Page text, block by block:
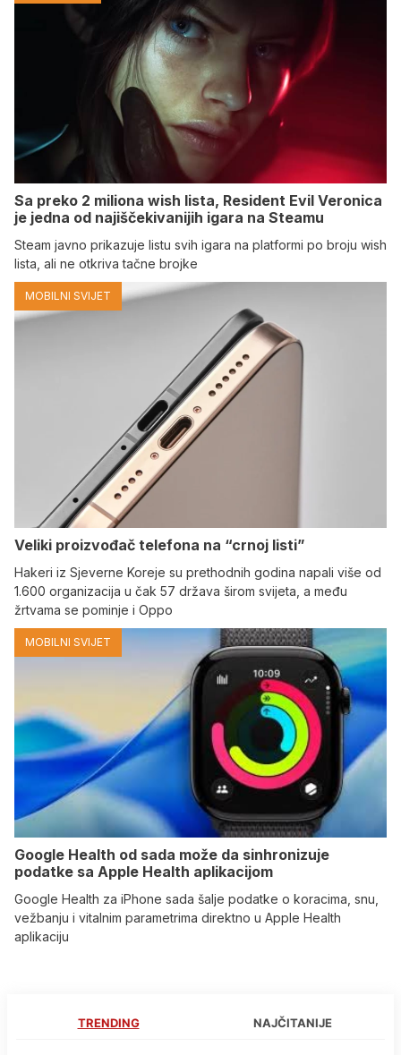
Sa preko 2 miliona wish lista, Resident Evil Veronica
je jedna od najiščekivanijih igara na Steamu
Steam javno prikazuje listu svih igara na platformi po broju wish
lista, ali ne otkriva tačne brojke
MOBILNI SVIJET
Veliki proizvođač telefona na “crnoj listi”
Hakeri iz Sjeverne Koreje su prethodnih godina napali više od
1.600 organizacija u čak 57 država širom svijeta, a među
žrtvama se pominje i Oppo
MOBILNI SVIJET
Google Health od sada može da sinhronizuje
podatke sa Apple Health aplikacijom
Google Health za iPhone sada šalje podatke o koracima, snu,
vežbanju i vitalnim parametrima direktno u Apple Health
aplikaciju
TRENDING NAJČITANIJE